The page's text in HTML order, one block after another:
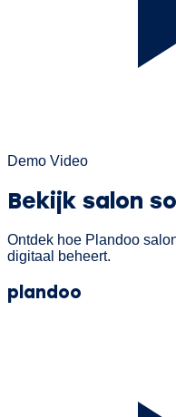
Demo Video
Bekijk salon
Ontdek hoe Plandoo
digitaal beheert.
plandoo